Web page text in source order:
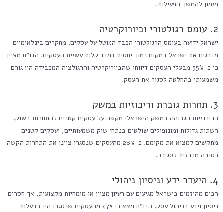
מימון להמשך הפעילות.
2. עומס רגולטורי וביורוקרטיה
ישראל ידועה בעומס הרגולטורי הכבד המוטל על עסקים. מחקרים בינלאומיים
מדרגים את ישראל במקום נמוך יחסית במדד קלות עשיית העסקים. הדו"ח מציין
כי כ-35% מבעלי העסקים דיווחו שהביורוקרטיה והרגולציה המכבידה היו גורם
משמעותי בהחלטה לסגור את העסק.
3. תחרות גוברת וריכוזיות במשק
הריכוזיות הגבוהה במשק הישראלי מקשה על עסקים קטנים להתחרות בשוק.
רשתות גדולות ומונופולים שולטים בנתחי שוק משמעותיים, ועסקים קטנים
מתקשים למצוא את מקומם. כ-28% מהעסקים שנסגרו ציינו את התחרות הקשה
כסיבה מרכזית לסגירה.
4. היעדר ידע וניסיון ניהולי
רבים מהיזמים בישראל מגיעים עם רעיון מצוין או מומחיות מקצועית, אך חסרים
ניסיון וידע בניהול עסק. הדו"ח מצא כי 47% מהעסקים שנסגרו היו בבעלות